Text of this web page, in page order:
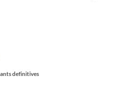
definitives